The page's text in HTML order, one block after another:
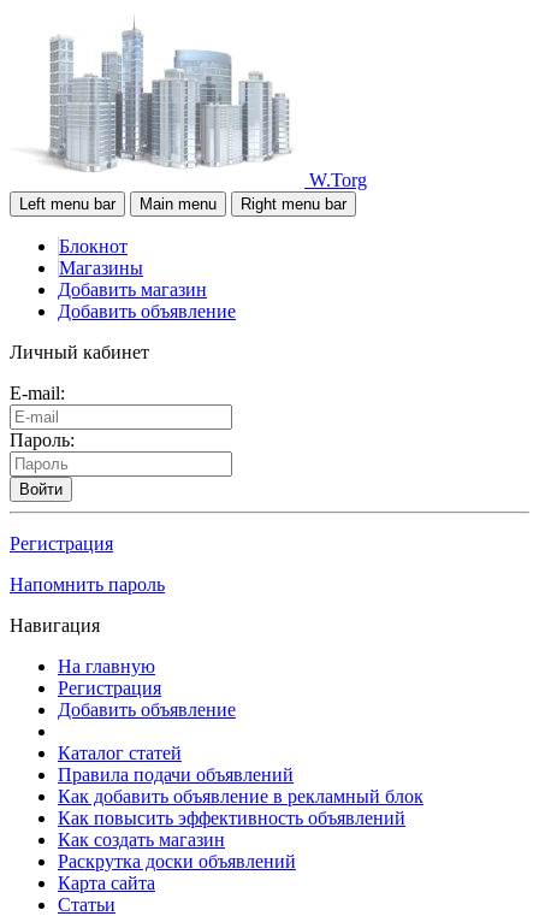
W.Torg
Left menu bar Main menu Right menu bar
Блокнот
Магазины
Добавить магазин
Добавить объявление
Личный кабинет
E-mail:
Пароль:
Войти
Регистрация
Напомнить пароль
Навигация
На главную
Регистрация
Добавить объявление
Каталог статей
Правила подачи объявлений
Как добавить объявление в рекламный блок
Как повысить эффективность объявлений
Как создать магазин
Раскрутка доски объявлений
Карта сайта
Статьи